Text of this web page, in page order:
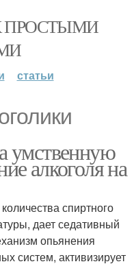
ПРОСТЫМИ
статьи
умственную
алкоголя на
спиртного
дает седативный
опьянения
систем, активизирует